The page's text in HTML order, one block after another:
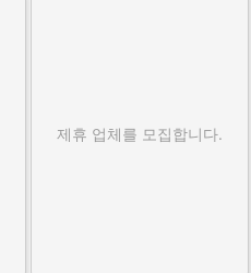
제휴 업체를 모집합니다.